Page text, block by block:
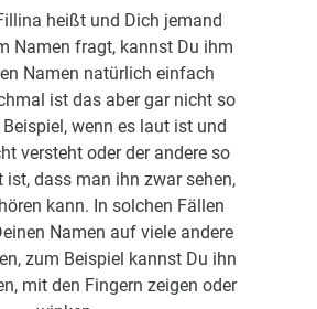
heißt und Dich jemand
Namen fragt, kannst Du ihm
Namen natürlich einfach
ist das aber gar nicht so
wenn es laut ist und
versteht oder der andere so
ist, dass man ihn zwar sehen,
kann. In solchen Fällen
Namen auf viele andere
zum Beispiel kannst Du ihn
mit den Fingern zeigen oder